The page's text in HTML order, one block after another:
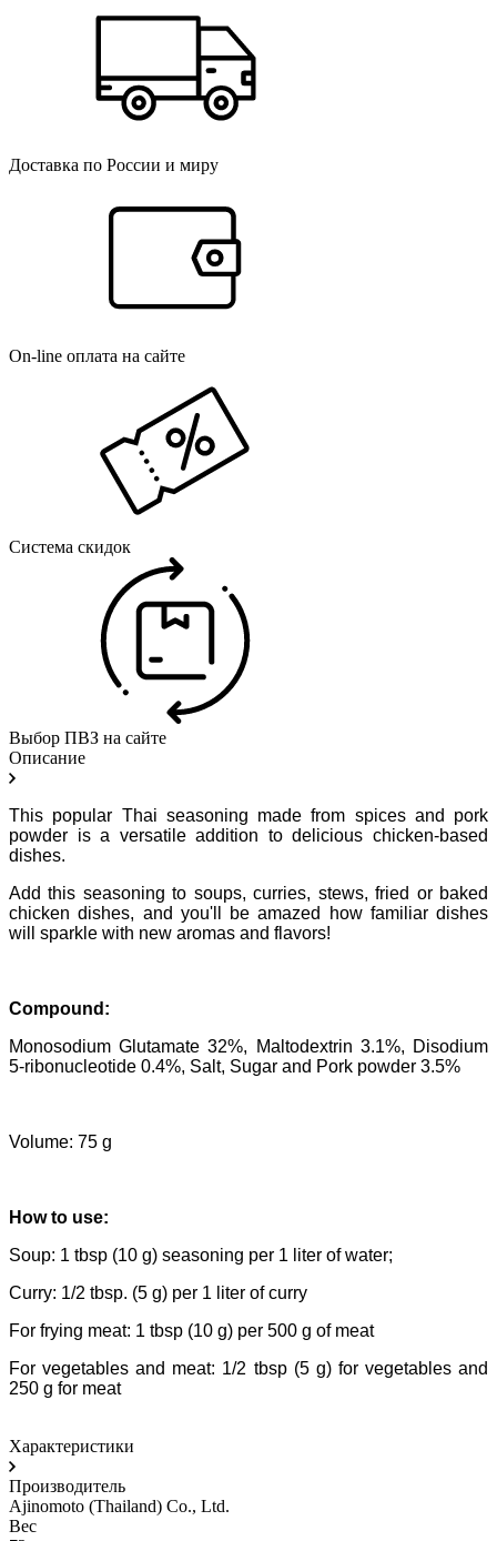
Доставка по России и миру
On-line оплата на сайте
Система скидок
Выбор ПВЗ на сайте
Описание
This popular Thai seasoning made from spices and pork
powder is a versatile addition to delicious chicken-based
dishes.
Add this seasoning to soups, curries, stews, fried or baked
chicken dishes, and you'll be amazed how familiar dishes
will sparkle with new aromas and flavors!
Compound:
Monosodium Glutamate 32%, Maltodextrin 3.1%, Disodium
5-ribonucleotide 0.4%, Salt, Sugar and Pork powder 3.5%
Volume: 75 g
How to use:
Soup: 1 tbsp (10 g) seasoning per 1 liter of water;
Curry: 1/2 tbsp. (5 g) per 1 liter of curry
For frying meat: 1 tbsp (10 g) per 500 g of meat
For vegetables and meat: 1/2 tbsp (5 g) for vegetables and
250 g for meat
Характеристики
Производитель
Ajinomoto (Thailand) Co., Ltd.
Вес